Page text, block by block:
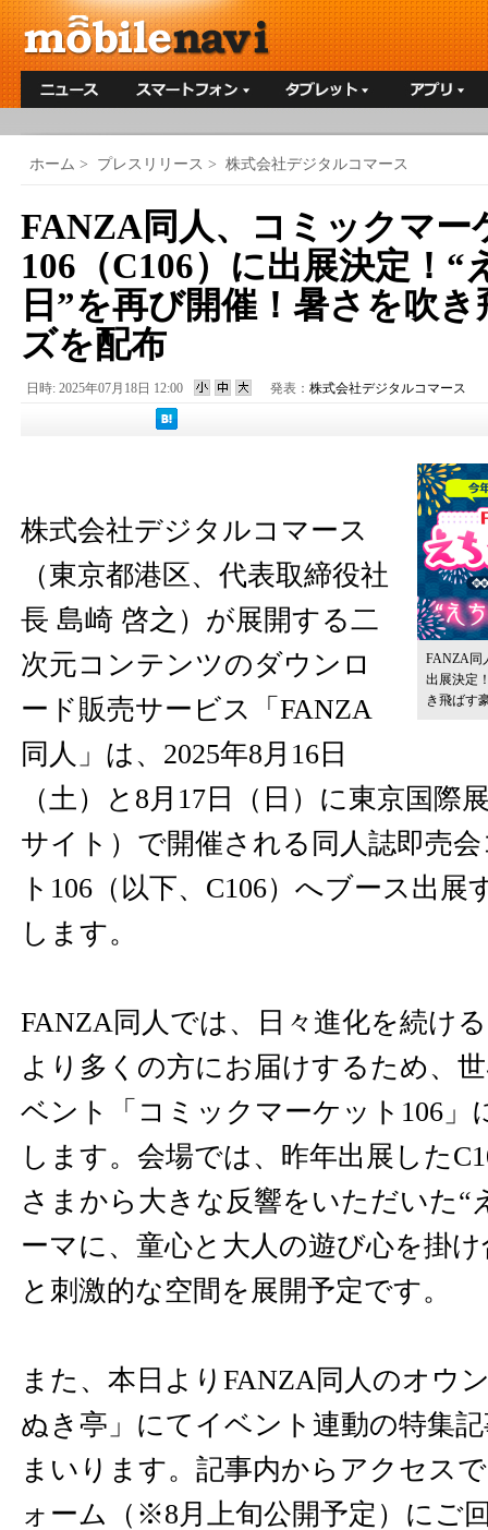
ホーム > プレスリリース > 株式会社デジタルコマース
FANZA同人、コミックマー
106（C106）に出展決定！“
日”を再び開催！暑さを吹
ズを配布
日時: 2025年07月18日 12:00 発表： 株式会社デジタルコマース
FANZA同
出展決定
き飛ばす
株式会社デジタルコマース
（東京都港区、代表取締役社
長 島崎 啓之）が展開する二
次元コンテンツのダウンロ
ード販売サービス「FANZA
同人」は、2025年8月16日
（土）と8月17日（日）に東京国際
サイト）で開催される同人誌即売
ト106（以下、C106）へブース出
します。
FANZA同人では、日々進化を続け
より多くの方にお届けするため、
ベント「コミックマーケット106」
します。会場では、昨年出展した
さまから大きな反響をいただいた“
ーマに、童心と大人の遊び心を掛
と刺激的な空間を展開予定です。
また、本日よりFANZA同人のオウ
ぬき亭」にてイベント連動の特集
まいります。記事内からアクセス
ォーム（※8月上旬公開予定）にご